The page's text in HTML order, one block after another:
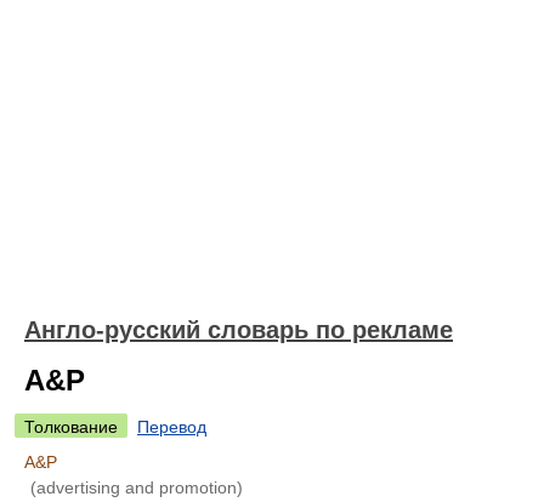
Англо-русский словарь по рекламе
A&P
Толкование
Перевод
A&P
(advertising and promotion)